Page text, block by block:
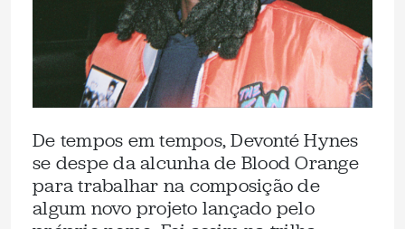
De tempos em tempos, Devonté Hynes
se despe da alcunha de Blood Orange
para trabalhar na composição de
algum novo projeto lançado pelo